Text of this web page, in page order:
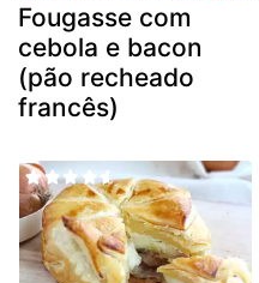
Fougasse com
cebola e bacon
(pão recheado
francês)